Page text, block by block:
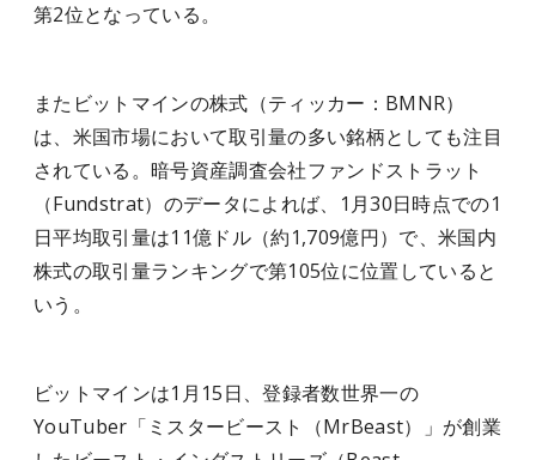
第2位となっている。
またビットマインの株式（ティッカー：BMNR）
は、米国市場において取引量の多い銘柄としても注目
されている。暗号資産調査会社ファンドストラット
（Fundstrat）のデータによれば、1月30日時点での1
日平均取引量は11億ドル（約1,709億円）で、米国内
株式の取引量ランキングで第105位に位置していると
いう。
ビットマインは1月15日、登録者数世界一の
YouTuber「ミスタービースト（MrBeast）」が創業